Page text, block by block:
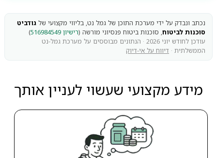
נכתב ונבדק על ידי מערכת התוכן של גמל נט, בליווי מקצועי של גודביט
סוכנות לביטוח, סוכנות ביטוח פנסיוני מורשה (רישיון 516984549
)
עודכן לחודש יוני 2026 · הנתונים מבוססים על מערכת גמל-נט
הממשלתית · דיווח על אי-דיוק
מידע מקצועי שעשוי לעניין אותך